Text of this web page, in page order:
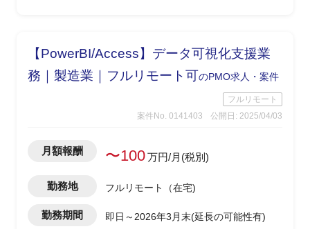
【PowerBI/Access】データ可視化支援業
務｜製造業｜フルリモート可のPMO求人・案件
フルリモート
案件No. 0141403
公開日: 2025/04/03
月額報酬 〜100万円/月(税別)
勤務地 フルリモート（在宅)
勤務期間 即日～2026年3月末(延長の可能性有)